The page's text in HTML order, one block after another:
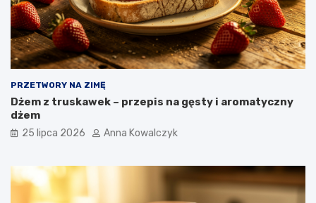
PRZETWORY NA ZIMĘ
Dżem z truskawek – przepis na gęsty i aromatyczny
dżem
25 lipca 2026 Anna Kowalczyk